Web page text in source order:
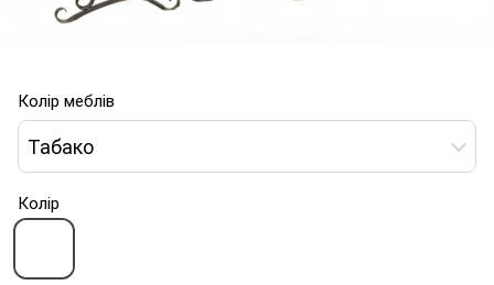
Колір меблів
Табако
Колір